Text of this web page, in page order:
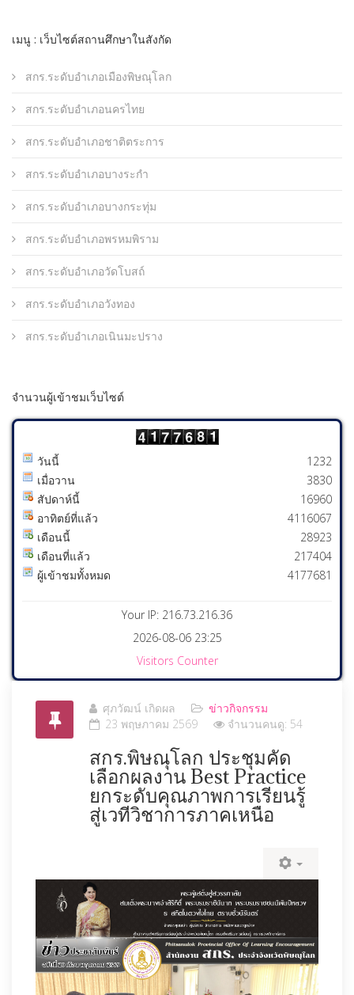
เมนู : เว็บไซต์สถานศึกษาในสังกัด
สกร.ระดับอำเภอเมืองพิษณุโลก
สกร.ระดับอำเภอนครไทย
สกร.ระดับอำเภอชาติตระการ
สกร.ระดับอำเภอบางระกำ
สกร.ระดับอำเภอบางกระทุ่ม
สกร.ระดับอำเภอพรหมพิราม
สกร.ระดับอำเภอวัดโบสถ์
สกร.ระดับอำเภอวังทอง
สกร.ระดับอำเภอเนินมะปราง
จำนวนผู้เข้าชมเว็บไซต์
วันนี้
เมื่อวาน
สัปดาห์นี้
อาทิตย์ที่แล้ว
เดือนนี้
เดือนที่แล้ว
ผู้เข้าชมทั้งหมด
1232
3830
16960
4116067
28923
217404
4177681
Your IP: 216.73.216.36
2026-08-06 23:25
Visitors Counter
ศุภวัฒน์ เกิดผล
ข่าวกิจกรรม
23 พฤษภาคม 2569
จำนวนคนดู: 54
สกร.พิษณุโลก ประชุมคัด
เลือกผลงาน Best Practice
ยกระดับคุณภาพการเรียนรู้
สู่เวทีวิชาการภาคเหนือ